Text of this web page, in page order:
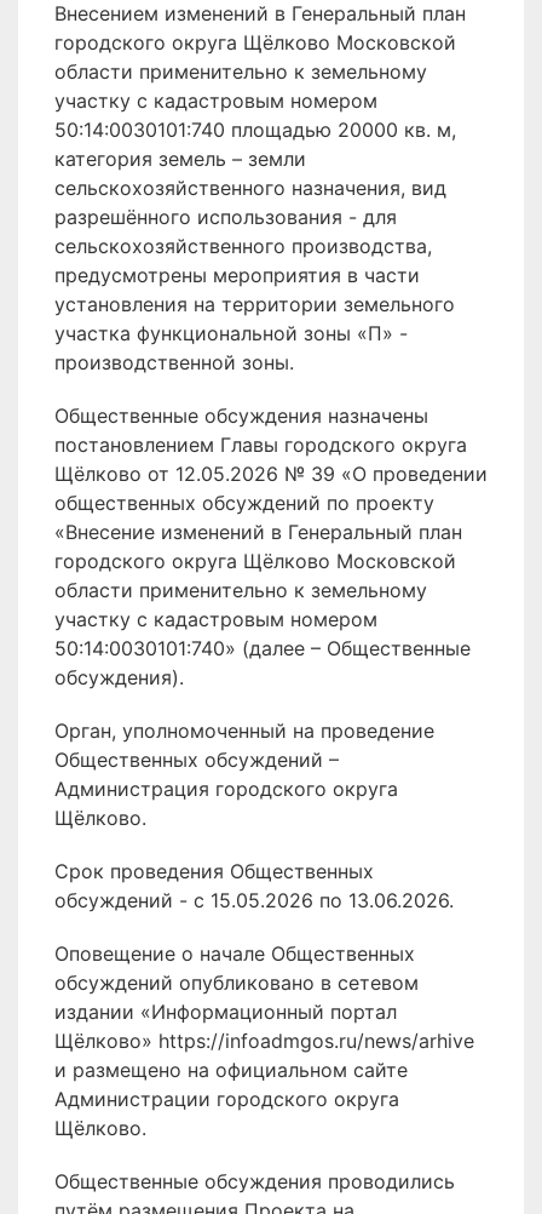
Внесением изменений в Генеральный план
городского округа Щёлково Московской
области применительно к земельному
участку с кадастровым номером
50:14:0030101:740 площадью 20000 кв. м,
категория земель – земли
сельскохозяйственного назначения, вид
разрешённого использования - для
сельскохозяйственного производства,
предусмотрены мероприятия в части
установления на территории земельного
участка функциональной зоны «П» -
производственной зоны.
Общественные обсуждения назначены
постановлением Главы городского округа
Щёлково от 12.05.2026 № 39 «О проведении
общественных обсуждений по проекту
«Внесение изменений в Генеральный план
городского округа Щёлково Московской
области применительно к земельному
участку с кадастровым номером
50:14:0030101:740» (далее – Общественные
обсуждения).
Орган, уполномоченный на проведение
Общественных обсуждений –
Администрация городского округа
Щёлково.
Срок проведения Общественных
обсуждений - с 15.05.2026 по 13.06.2026.
Оповещение о начале Общественных
обсуждений опубликовано в сетевом
издании «Информационный портал
Щёлково» https://infoadmgos.ru/news/arhive
и размещено на официальном сайте
Администрации городского округа
Щёлково.
Общественные обсуждения проводились